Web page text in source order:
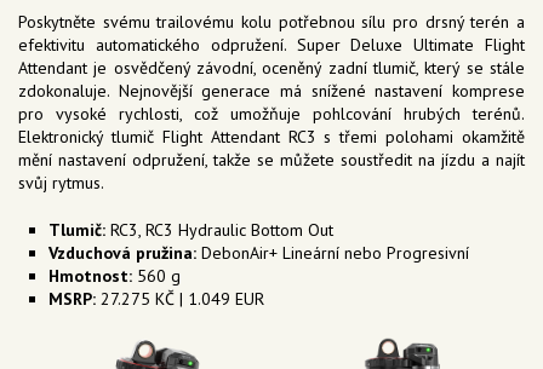
Poskytněte svému trailovému kolu potřebnou sílu pro drsný terén a
efektivitu automatického odpružení. Super Deluxe Ultimate Flight
Attendant je osvědčený závodní, oceněný zadní tlumič, který se stále
zdokonaluje. Nejnovější generace má snížené nastavení komprese
pro vysoké rychlosti, což umožňuje pohlcování hrubých terénů.
Elektronický tlumič Flight Attendant RC3 s třemi polohami okamžitě
mění nastavení odpružení, takže se můžete soustředit na jízdu a najít
svůj rytmus.
Tlumič: RC3, RC3 Hydraulic Bottom Out
Vzduchová pružina: DebonAir+ Lineární nebo Progresivní
Hmotnost: 560 g
MSRP: 27.275 KČ | 1.049 EUR